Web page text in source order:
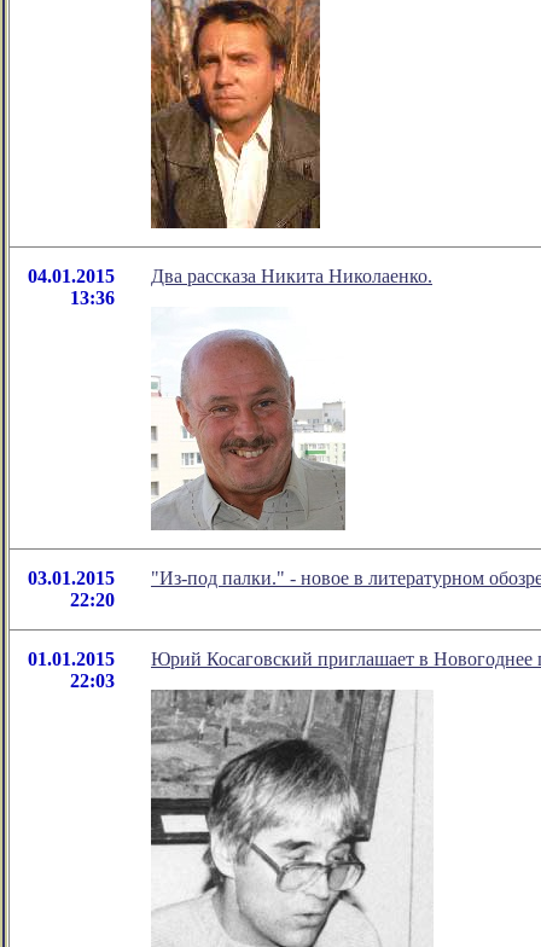
04.01.2015
13:36
Два рассказа Никита Николаенко.
03.01.2015
22:20
"Из-под палки." - новое в литературном
01.01.2015
22:03
Юрий Косаговский приглашает в Новогоднее